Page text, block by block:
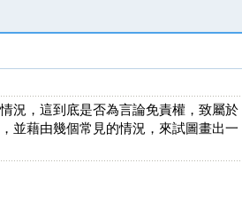
況，這到底是否為言論免責權，致屬於
並藉由幾個常見的情況，來試圖畫出一